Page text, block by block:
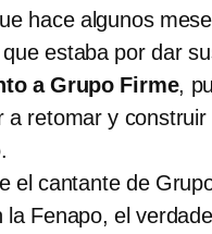
hace algunos
estaba por dar
a Grupo Firme,
a retomar y construir
el cantante de
la Fenapo, el